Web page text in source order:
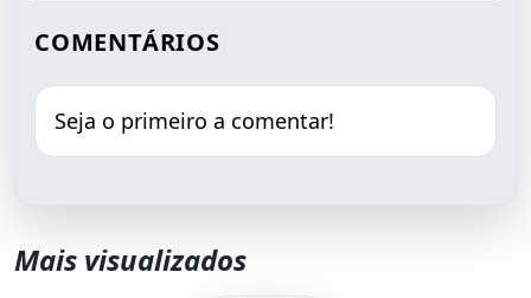
COMENTÁRIOS
Seja o primeiro a comentar!
Mais visualizados